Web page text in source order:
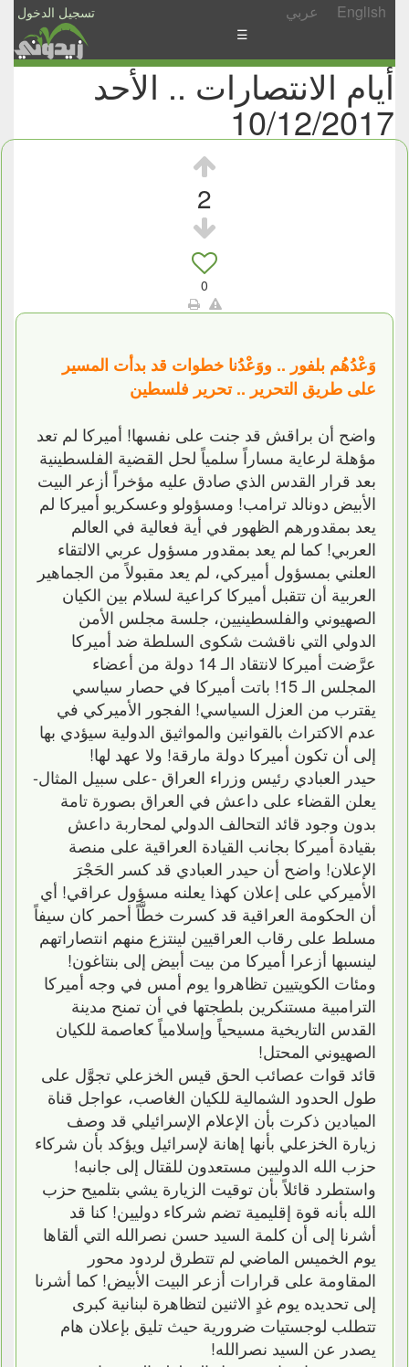
تسجيل الدخول عربي English
الأخبار
والمشاركات
☰
أيام الانتصارات .. الأحد
10/12/2017
2
0
وَعْدُهُم بلفور .. ووَعْدُنا خطوات قد بدأت المسير
على طريق التحرير .. تحرير فلسطين
واضح أن براقش قد جنت على نفسها! أميركا لم تعد
مؤهلة لرعاية مساراً سلمياً لحل القضية الفلسطينية
بعد قرار القدس الذي صادق عليه مؤخراً أزعر البيت
الأبيض دونالد ترامب! ومسؤولو وعسكريو أميركا لم
يعد بمقدورهم الظهور في أية فعالية في العالم
العربي! كما لم يعد بمقدور مسؤول عربي الالتقاء
العلني بمسؤول أميركي، لم يعد مقبولاً من الجماهير
العربية أن تتقبل أميركا كراعية لسلام بين الكيان
الصهيوني والفلسطينيين، جلسة مجلس الأمن
الدولي التي ناقشت شكوى السلطة ضد أميركا
عرَّضت أميركا لانتقاد الـ 14 دولة من أعضاء
المجلس الـ 15! باتت أميركا في حصار سياسي
يقترب من العزل السياسي! الفجور الأميركي في
عدم الاكتراث بالقوانين والمواثيق الدولية سيؤدي بها
إلى أن تكون أميركا دولة مارقة! ولا عهد لها!
حيدر العبادي رئيس وزراء العراق -على سبيل المثال-
يعلن القضاء على داعش في العراق بصورة تامة
بدون وجود قائد التحالف الدولي لمحاربة داعش
بقيادة أميركا بجانب القيادة العراقية على منصة
الإعلان! واضح أن حيدر العبادي قد كسر الحَجْرَ
الأميركي على إعلان كهذا يعلنه مسؤول عراقي! أي
أن الحكومة العراقية قد كسرت خطَّاً أحمر كان سيفاً
مسلط على رقاب العراقيين لينتزع منهم انتصاراتهم
لينسبها أزعرا أميركا من بيت أبيض إلى بنتاغون!
ومئات الكويتيين تظاهروا يوم أمس في وجه أميركا
الترامبية مستنكرين بلطجتها في أن تمنح مدينة
القدس التاريخية مسيحياً وإسلامياً كعاصمة للكيان
الصهيوني المحتل!
قائد قوات عصائب الحق قيس الخزعلي تجوَّل على
طول الحدود الشمالية للكيان الغاصب، عواجل قناة
الميادين ذكرت بأن الإعلام الإسرائيلي قد وصف
زيارة الخزعلي بأنها إهانة لإسرائيل ويؤكد بأن شركاء
حزب الله الدوليين مستعدون للقتال إلى جانبه!
واستطرد قائلاً بأن توقيت الزيارة يشي بتلميح حزب
الله بأنه قوة إقليمية تضم شركاء دوليين! كنا قد
أشرنا إلى أن كلمة السيد حسن نصرالله التي ألقاها
يوم الخميس الماضي لم تتطرق لردود محور
المقاومة على قرارات أزعر البيت الأبيض! كما أشرنا
إلى تحديده يوم غدٍ الاثنين لتظاهرة لبنانية كبرى
تتطلب لوجستيات ضرورية حيث تليق بإعلان هام
يصدر عن السيد نصرالله!